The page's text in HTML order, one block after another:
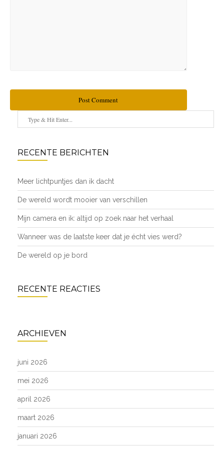
Post Comment
RECENTE BERICHTEN
Meer lichtpuntjes dan ik dacht
De wereld wordt mooier van verschillen
Mijn camera en ik: altijd op zoek naar het verhaal
Wanneer was de laatste keer dat je écht vies werd?
De wereld op je bord
RECENTE REACTIES
ARCHIEVEN
juni 2026
mei 2026
april 2026
maart 2026
januari 2026